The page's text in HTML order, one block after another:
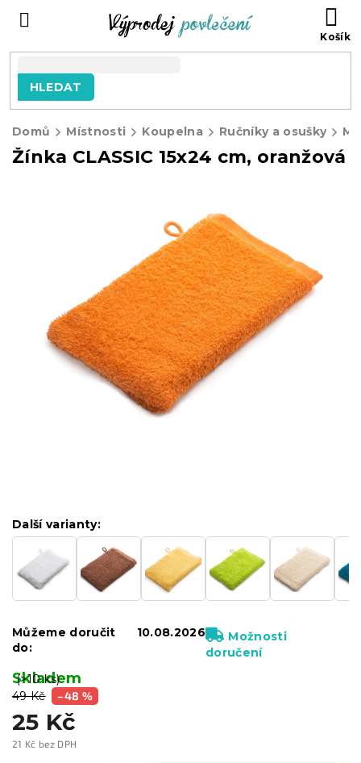
HLEDAT
Domů Místnosti Koupelna Ručníky a osušky
Žínka CLASSIC 15x24 cm, oranžová
49 Kč –48 %
25 Kč
21 Kč bez DPH
Skladem
(>10 ks)
Další varianty:
Můžeme doručit
do:
10.08.2026
Možnosti
doručení